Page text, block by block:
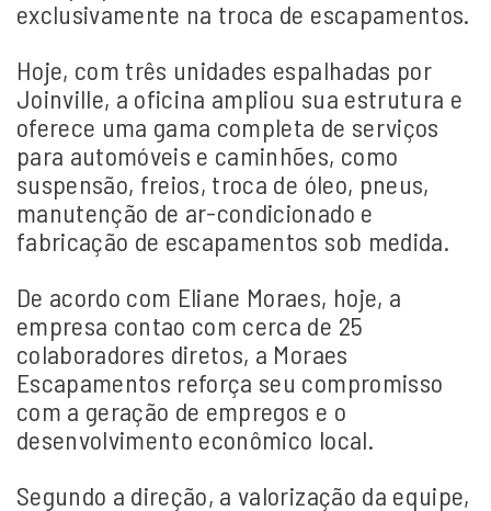
exclusivamente na troca de escapamentos.
Hoje, com três unidades espalhadas por
Joinville, a oficina ampliou sua estrutura e
oferece uma gama completa de serviços
para automóveis e caminhões, como
suspensão, freios, troca de óleo, pneus,
manutenção de ar-condicionado e
fabricação de escapamentos sob medida.
De acordo com Eliane Moraes, hoje, a
empresa contao com cerca de 25
colaboradores diretos, a Moraes
Escapamentos reforça seu compromisso
com a geração de empregos e o
desenvolvimento econômico local.
Segundo a direção, a valorização da equipe,